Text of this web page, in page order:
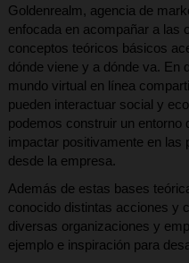
Goldenrealm, agencia de
enfocada en acompañar a las
conceptos teóricos básicos
dónde viene y a dónde va. En
mundo virtual en línea
pueden interactuar social y
podemos construir un entorno
impactar positivamente en las
desde la empresa.
Además de estas bases
conocido distintas acciones y
diversas organizaciones y
ejemplo e inspiración para